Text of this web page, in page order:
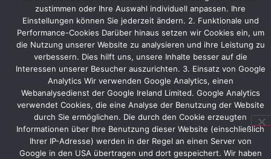
die
neue,
etwas
größere
Standfläche
angepasst.
MachineWorks
selbst
wird
Software
zustimmen oder Ihre Auswahl individuell anpassen. Ihre
Einstellungen können Sie jederzeit ändern. 2. Funktionale und
Performance-Cookies Darüber hinaus setzen wir Cookies ein, um
die Nutzung unserer Website zu analysieren und ihre Leistung zu
verbessern. Dies hilft uns, unsere Inhalte besser auf die
Interessen unserer Besucher auszurichten. 3. Einsatz von Google
Analytics Wir verwenden Google Analytics, einen
Webanalysedienst der Google Ireland Limited. Google Analytics
verwendet Cookies, die eine Analyse der Benutzung der Website
durch Sie ermöglichen. Die durch den Cookie erzeugten
Informationen über Ihre Benutzung dieser Website (einschließlich
Ihrer IP-Adresse) werden in der Regel an einen Server von
Google in den USA übertragen und dort gespeichert. Wir haben